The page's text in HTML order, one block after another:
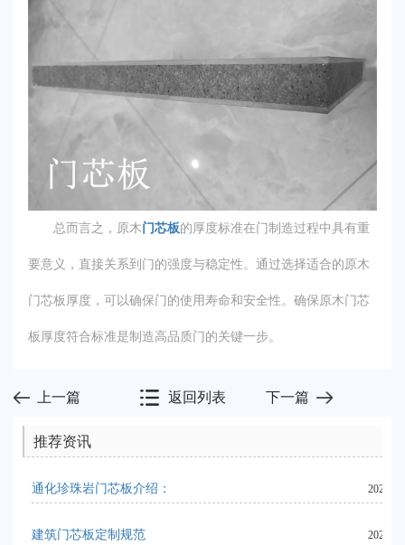
总而言之，原木门芯板的厚度标准在门制造过程中具有重
要意义，直接关系到门的强度与稳定性。通过选择适合的原木
门芯板厚度，可以确保门的使用寿命和安全性。确保原木门芯
板厚度符合标准是制造高品质门的关键一步。
上一篇 返回列表 下一篇
推荐资讯
通化珍珠岩门芯板介绍： 2024-
建筑门芯板定制规范 2024-